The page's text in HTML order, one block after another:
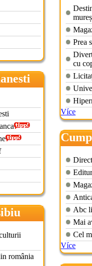
românia
mureș
Prea
cu
Více
Abc
Mai
Cel
Více